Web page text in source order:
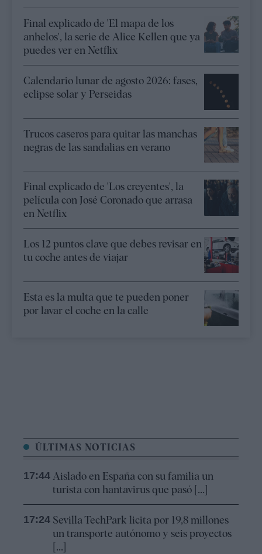
Final explicado de 'El mapa de los
anhelos', la serie de Alice Kellen que ya
puedes ver en Netflix
Calendario lunar de agosto 2026: fases,
eclipse solar y Perseidas
Trucos caseros para quitar las manchas
negras de las sandalias en verano
Final explicado de 'Los creyentes', la
película con José Coronado que arrasa
en Netflix
Los 12 puntos clave que debes revisar en
tu coche antes de viajar
Esta es la multa que te pueden poner
por lavar el coche en la calle
ÚLTIMAS NOTICIAS
17:44 Aislado en España con su familia un
turista con hantavirus que pasó [...]
17:24 Sevilla TechPark licita por 19,8 millones
un transporte autónomo y seis proyectos
[...]